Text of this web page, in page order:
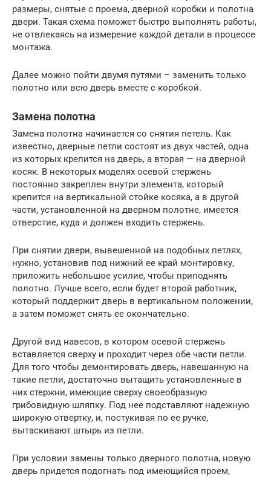
размеры, снятые с проема, дверной коробки и полотна
двери. Такая схема поможет быстро выполнять работы,
не отвлекаясь на измерение каждой детали в процессе
монтажа.
Далее можно пойти двумя путями – заменить только
полотно или всю дверь вместе с коробкой.
Замена полотна
Замена полотна начинается со снятия петель. Как
известно, дверные петли состоят из двух частей, одна
из которых крепится на дверь, а вторая — на дверной
косяк. В некоторых моделях осевой стержень
постоянно закреплен внутри элемента, который
крепится на вертикальной стойке косяка, а в другой
части, установленной на дверном полотне, имеется
отверстие, куда и должен входить стержень.
При снятии двери, вывешенной на подобных петлях,
нужно, установив под нижний ее край монтировку,
приложить небольшое усилие, чтобы приподнять
полотно. Лучше всего, если будет второй работник,
который поддержит дверь в вертикальном положении,
а затем поможет снять ее окончательно.
Другой вид навесов, в котором осевой стержень
вставляется сверху и проходит через обе части петли.
Для того чтобы демонтировать дверь, навешанную на
такие петли, достаточно вытащить установленные в
них стержни, имеющие сверху своеобразную
грибовидную шляпку. Под нее подставляют надежную
широкую отвертку, и, постукивая по ее ручке,
вытаскивают штырь из петли.
При условии замены только дверного полотна, новую
дверь придется подогнать под имеющийся проем,